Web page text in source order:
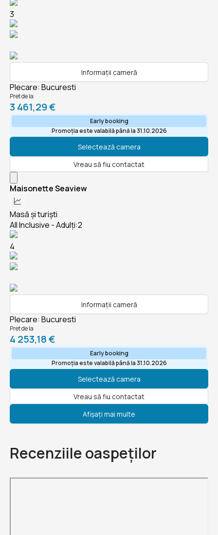
3
Informații cameră
Plecare: Bucuresti
Pret de la
3 461,29 €
Early booking
Promoția este valabilă până la 31.10.2026
Selectează camera
Vreau să fiu contactat
Maisonette Seaview
Masă și turiști
All Inclusive - Adulți:2
4
Informații cameră
Plecare: Bucuresti
Pret de la
4 253,18 €
Early booking
Promoția este valabilă până la 31.10.2026
Selectează camera
Vreau să fiu contactat
Afișați mai multe
Recenziile oaspeților